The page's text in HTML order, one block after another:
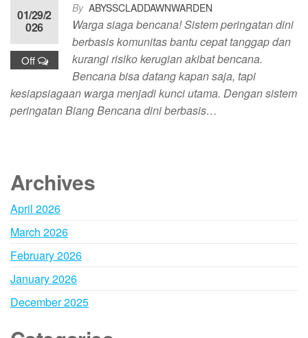
By ABYSSCLADDAWNWARDEN
01/29/2
026
Off
Warga siaga bencana! Sistem peringatan dini
berbasis komunitas bantu cepat tanggap dan
kurangi risiko kerugian akibat bencana.
Bencana bisa datang kapan saja, tapi
kesiapsiagaan warga menjadi kunci utama. Dengan sistem
peringatan Biang Bencana dini berbasis…
Archives
April 2026
March 2026
February 2026
January 2026
December 2025